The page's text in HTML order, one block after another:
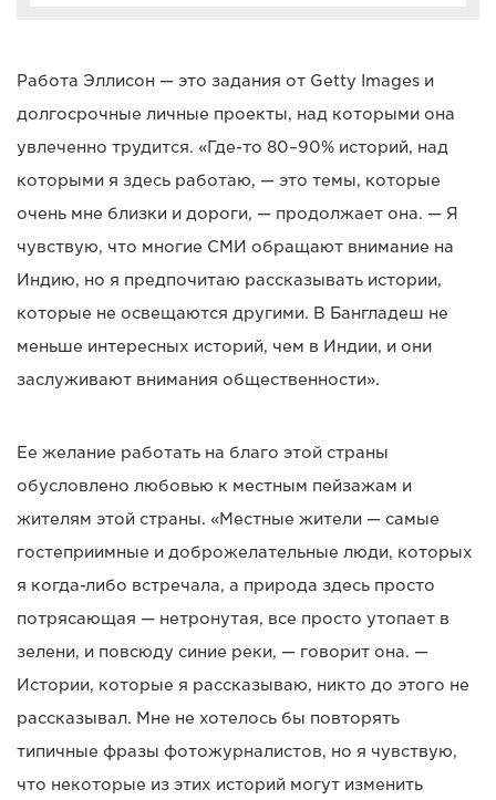
Работа Эллисон — это задания от Getty Images и
долгосрочные личные проекты, над которыми она
увлеченно трудится. «Где-то 80–90% историй, над
которыми я здесь работаю, — это темы, которые
очень мне близки и дороги, — продолжает она. — Я
чувствую, что многие СМИ обращают внимание на
Индию, но я предпочитаю рассказывать истории,
которые не освещаются другими. В Бангладеш не
меньше интересных историй, чем в Индии, и они
заслуживают внимания общественности».
Ее желание работать на благо этой страны
обусловлено любовью к местным пейзажам и
жителям этой страны. «Местные жители — самые
гостеприимные и доброжелательные люди, которых
я когда-либо встречала, а природа здесь просто
потрясающая — нетронутая, все просто утопает в
зелени, и повсюду синие реки, — говорит она. —
Истории, которые я рассказываю, никто до этого не
рассказывал. Мне не хотелось бы повторять
типичные фразы фотожурналистов, но я чувствую,
что некоторые из этих историй могут изменить